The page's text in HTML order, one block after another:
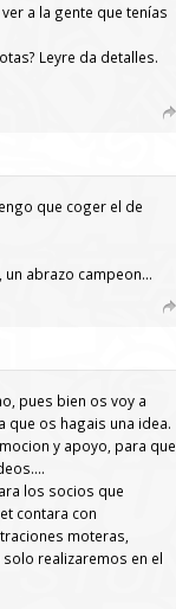
a la gente que tenías
Leyre da detalles.
que coger el de
un abrazo campeon…
pues bien os voy a
que os hagais una idea.
y apoyo, para que
los socios que
contara con
moteras,
realizaremos en el